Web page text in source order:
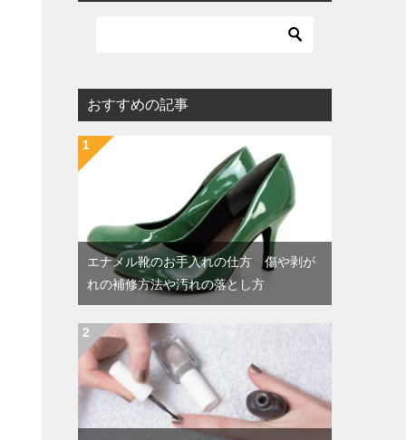
おすすめの記事
エナメル靴のお手入れの仕方 傷や剥が
れの補修方法や汚れの落とし方